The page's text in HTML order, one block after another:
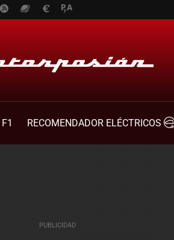
F1
RECOMENDADOR ELÉCTRICOS